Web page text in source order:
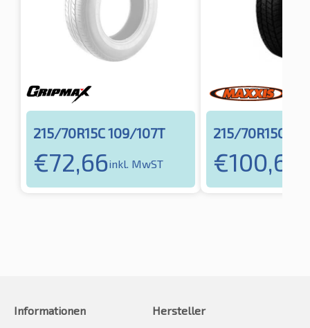
215/70R15C 109/107T
€72,66inkl. MwST
215/70R15C
€100,66
Informationen
Hersteller